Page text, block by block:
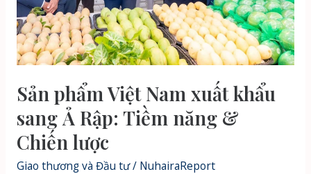
Sản phẩm Việt Nam xuất khẩu
sang Ả Rập: Tiềm năng &
Chiến lược
Giao thương và Đầu tư/ NuhairaReport